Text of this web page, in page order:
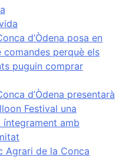
d’Òdena posa en
perquè els
puguin comprar
d’Òdena presentarà
Festival una
íntegrament amb
Agrari de la Conca